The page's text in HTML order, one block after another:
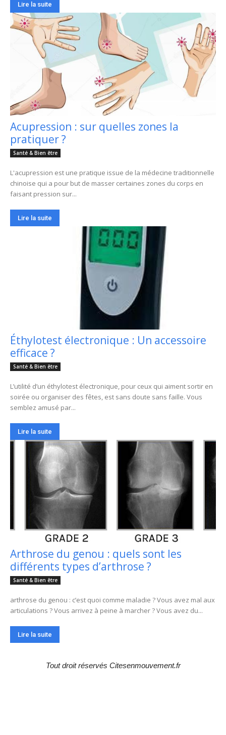
Lire la suite
Acupression : sur quelles zones la
pratiquer ?
Santé & Bien être
L'acupression est une pratique issue de la médecine traditionnelle
chinoise qui a pour but de masser certaines zones du corps en
faisant pression sur...
Lire la suite
Éthylotest électronique : Un accessoire
efficace ?
Santé & Bien être
L’utilité d’un éthylotest électronique, pour ceux qui aiment sortir en
soirée ou organiser des fêtes, est sans doute sans faille. Vous
semblez amusé par...
Lire la suite
Arthrose du genou : quels sont les
différents types d’arthrose ?
Santé & Bien être
arthrose du genou : c’est quoi comme maladie ? Vous avez mal aux
articulations ? Vous arrivez à peine à marcher ? Vous avez du...
Lire la suite
Tout droit réservés Citesenmouvement.fr